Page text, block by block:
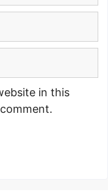
in this